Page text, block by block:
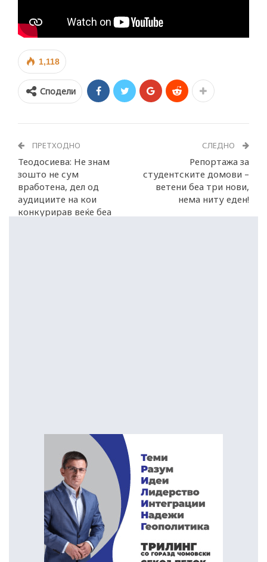
1,118
Сподели
ПРЕТХОДНО
Теодосиева: Не знам
зошто не сум
вработена, дел од
аудициите на кои
конкурирав веќе беа
СЛЕДНО
Репортажа за
студентските домови –
ветени беа три нови,
нема ниту еден!